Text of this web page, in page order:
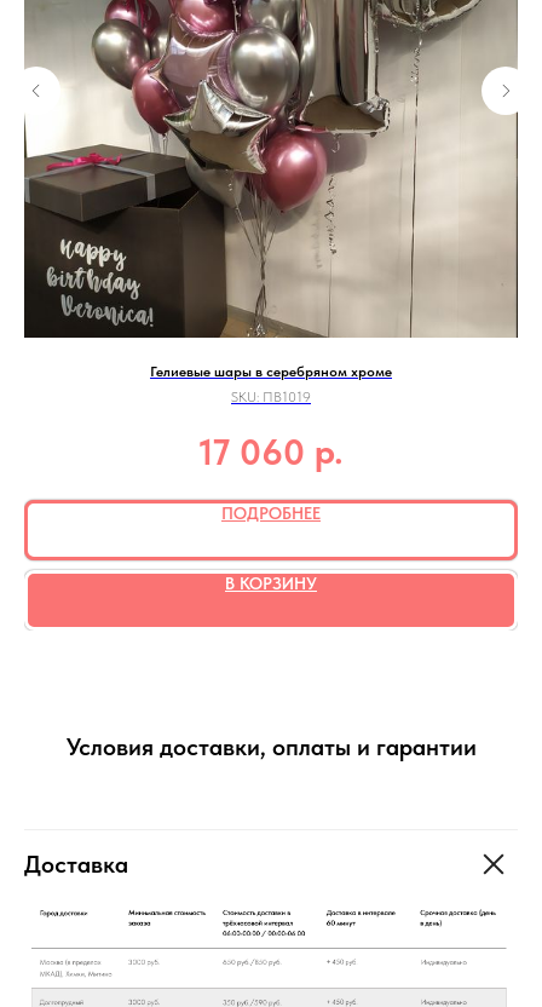
Гелиевые шары в серебряном хроме
SKU: ПВ1019
17 060 р.
ПОДРОБНЕЕ
В КОРЗИНУ
Условия доставки, оплаты и гарантии
Доставка